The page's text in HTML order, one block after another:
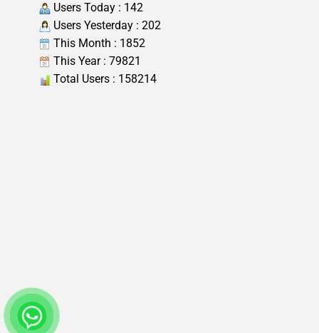
Users Today : 142
Users Yesterday : 202
This Month : 1852
This Year : 79821
Total Users : 158214